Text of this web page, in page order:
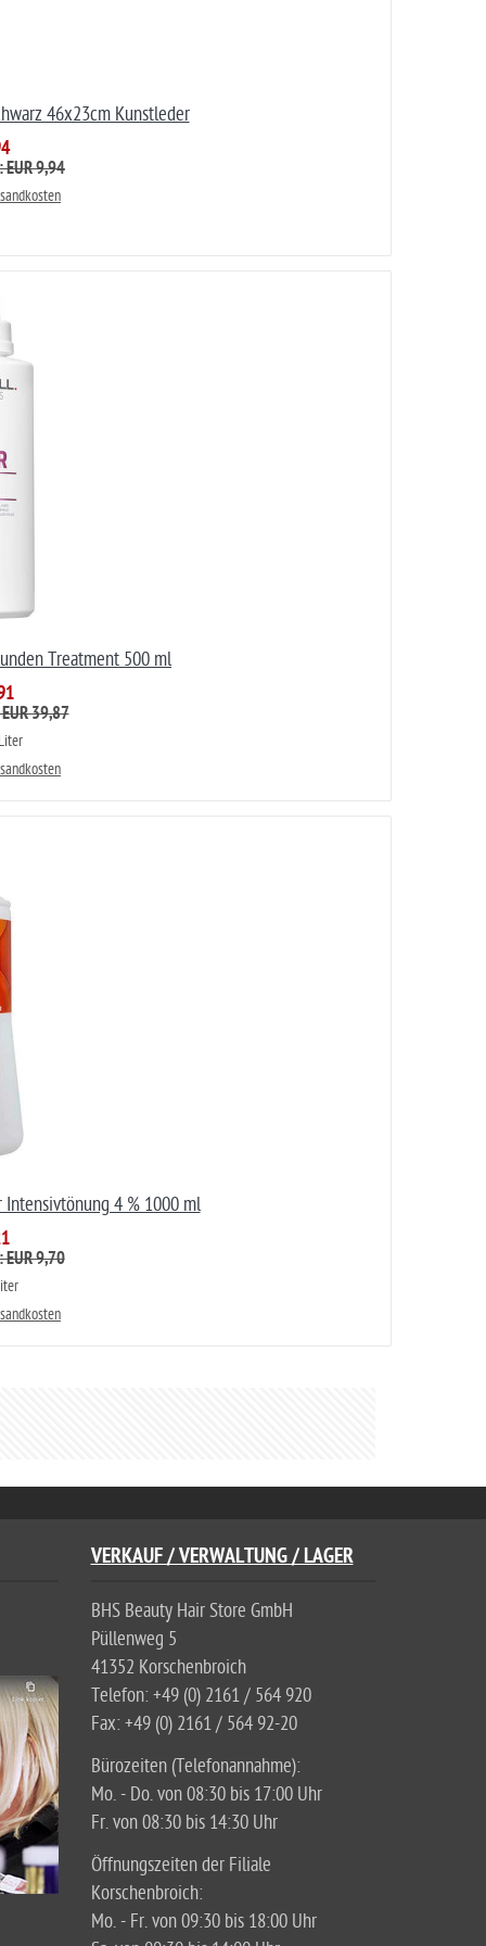
46x23cm Kunstleder
9,94
Treatment 500 ml
39,87
4 % 1000 ml
9,70
VERKAUF / VERWALTUNG / LAGER
BHS Beauty Hair Store GmbH
Püllenweg 5
41352 Korschenbroich
Telefon: +49 (0) 2161 / 564 920
Fax: +49 (0) 2161 / 564 92-20
Bürozeiten (Telefonannahme):
Mo. - Do. von 08:30 bis 17:00 Uhr
Fr. von 08:30 bis 14:30 Uhr
Öffnungszeiten der Filiale
Korschenbroich:
Mo. - Fr. von 09:30 bis 18:00 Uhr